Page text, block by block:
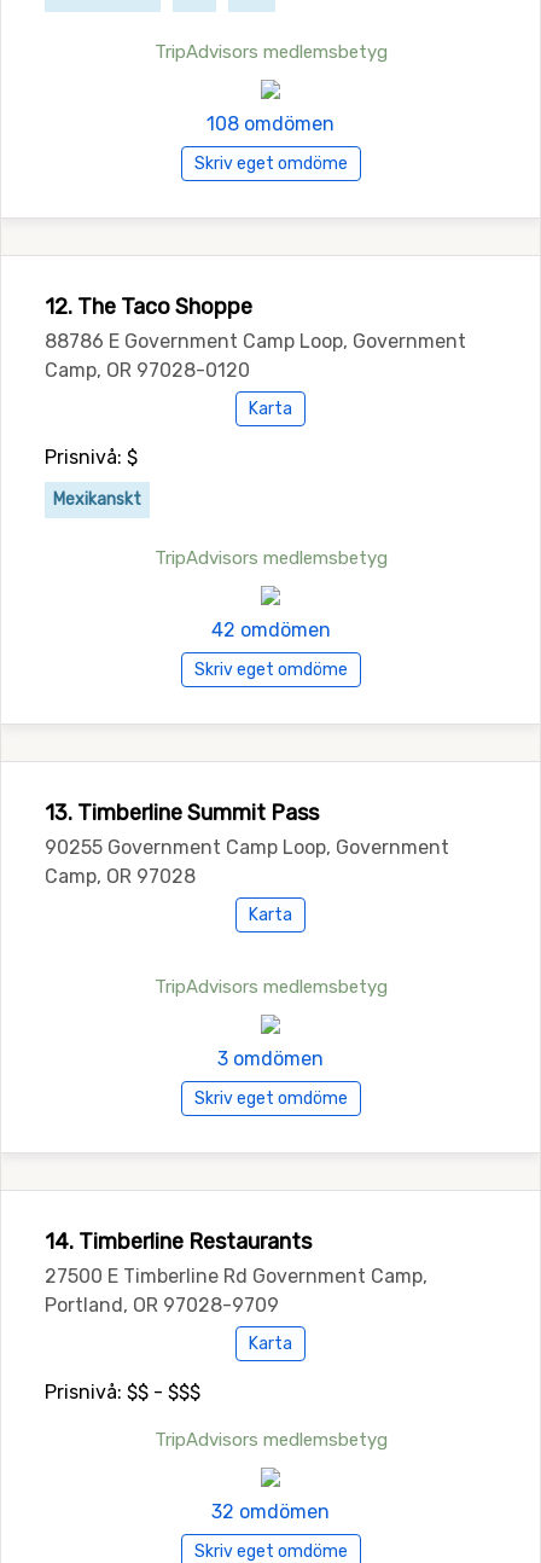
TripAdvisors medlemsbetyg
108 omdömen
Skriv eget omdöme
12. The Taco Shoppe
88786 E Government Camp Loop, Government
Camp, OR 97028-0120
Karta
Prisnivå: $
Mexikanskt
TripAdvisors medlemsbetyg
42 omdömen
Skriv eget omdöme
13. Timberline Summit Pass
90255 Government Camp Loop, Government
Camp, OR 97028
Karta
TripAdvisors medlemsbetyg
3 omdömen
Skriv eget omdöme
14. Timberline Restaurants
27500 E Timberline Rd Government Camp,
Portland, OR 97028-9709
Karta
Prisnivå: $$ - $$$
TripAdvisors medlemsbetyg
32 omdömen
Skriv eget omdöme